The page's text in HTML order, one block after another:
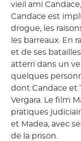
vieil ami
Candace est
drogue, les
les barreaux. En
et de ses
atterri dans un
quelques
dont Candace et
Vergara. Le film
pratiques
et Madea, avec
de la prison.